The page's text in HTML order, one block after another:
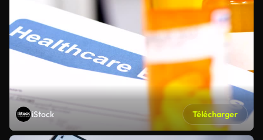
iStock Télécharger